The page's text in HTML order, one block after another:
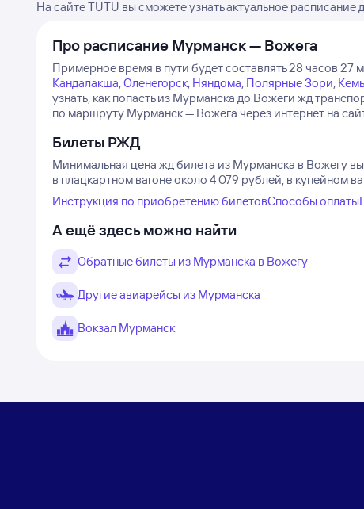
На сайте TUTU вы сможете узнать актуальное расписание
Про расписание Мурманск — Вожега
Примерное время в пути будет составлять 28 часов 27
Кандалакша,Оленегорск, Няндома, Полярные Зори, Кемь
узнать, как попасть из Мурманска до Вожеги жд
по маршруту Мурманск — Вожега через интернет на
Билеты РЖД
Минимальная цена жд билета из Мурманска в Вожегу
в плацкартном вагоне около 4 079 рублей, в купейном
Инструкция по приобретению билетовСпособы оплаты
А ещё здесь можно найти
Обратные билеты из Мурманска в Вожегу
Другие авиарейсы из Мурманска
Вокзал Мурманск